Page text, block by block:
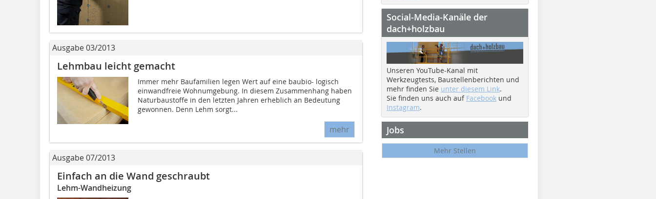
Ausgabe 03/2013
Lehmbau leicht gemacht
Immer mehr Baufamilien legen Wert auf eine baubio- logisch
einwandfreie Wohnumgebung. In diesem Zusammenhang haben
Naturbaustoffe in den letzten Jahren erheblich an Bedeutung
gewonnen. Denn Lehm sorgt...
mehr
Ausgabe 07/2013
Einfach an die Wand geschraubt
Lehm-Wandheizung
Social-Media-Kanäle der
dach+holzbau
Unseren YouTube-Kanal mit
Werkzeugtests, Baustellenberichten und
mehr finden Sie unter diesem Link.
Sie finden uns auch auf Facebook und
Instagram.
Jobs
Mehr Stellen